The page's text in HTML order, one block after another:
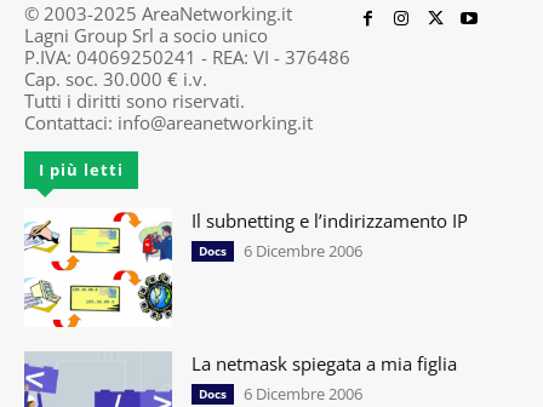
© 2003-2025 AreaNetworking.it
Lagni Group Srl a socio unico
P.IVA: 04069250241 - REA: VI - 376486
Cap. soc. 30.000 € i.v.
Tutti i diritti sono riservati.
Contattaci: info@areanetworking.it
I più letti
Il subnetting e l’indirizzamento IP
Docs 6 Dicembre 2006
La netmask spiegata a mia figlia
Docs 6 Dicembre 2006